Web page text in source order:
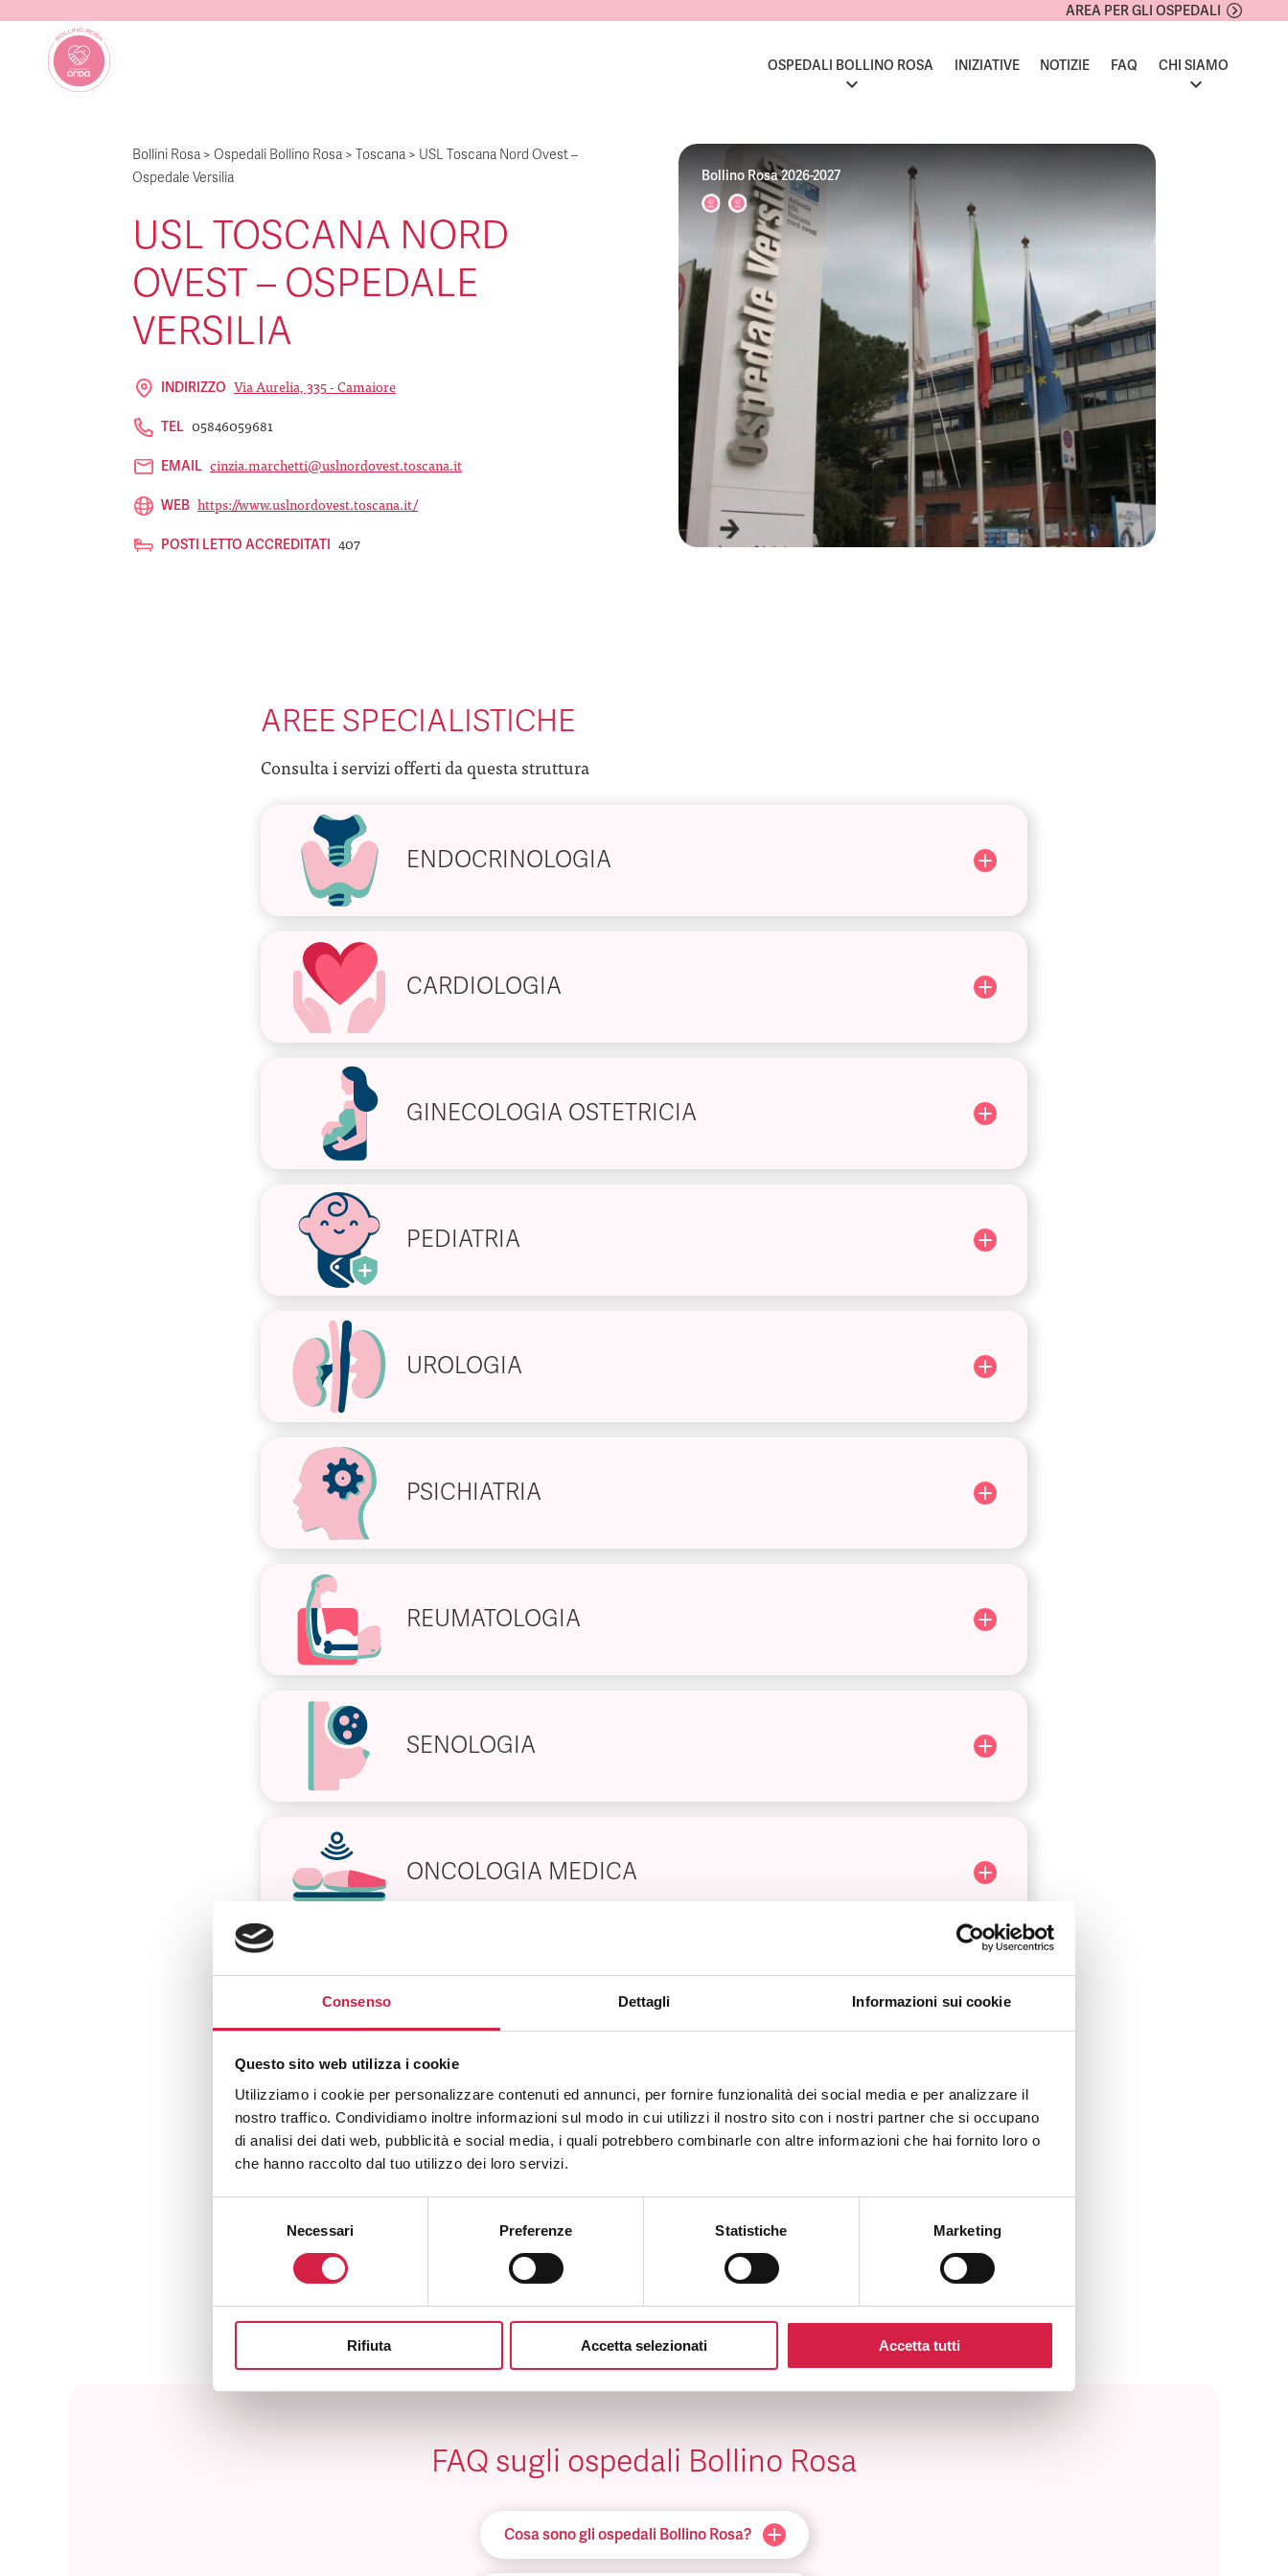
Consenso Dettagli Informazioni sui cookie
Questo sito web utilizza i cookie
Utilizziamo i cookie per personalizzare contenuti ed annunci, per fornire funzionalità dei social media e per analizzare il
nostro traffico. Condividiamo inoltre informazioni sul modo in cui utilizzi il nostro sito con i nostri partner che si occupano
di analisi dei dati web, pubblicità e social media, i quali potrebbero combinarle con altre informazioni che hai fornito loro o
che hanno raccolto dal tuo utilizzo dei loro servizi.
Necessari Preferenze Statistiche Marketing
Rifiuta Accetta selezionati Accetta tutti
AREA PER GLI OSPEDALI
OSPEDALI BOLLINO ROSA INIZIATIVE NOTIZIE FAQ CHI SIAMO
Bollini Rosa > Ospedali Bollino Rosa > Toscana > USL Toscana Nord Ovest –
Ospedale Versilia
USL TOSCANA NORD
OVEST – OSPEDALE
VERSILIA
INDIRIZZO Via Aurelia, 335 - Camaiore
TEL 05846059681
EMAIL cinzia.marchetti@uslnordovest.toscana.it
WEB https://www.uslnordovest.toscana.it/
POSTI LETTO ACCREDITATI 407
Bollino Rosa 2026-2027
AREE SPECIALISTICHE
Consulta i servizi offerti da questa struttura
ENDOCRINOLOGIA
CARDIOLOGIA
GINECOLOGIA OSTETRICIA
PEDIATRIA
UROLOGIA
PSICHIATRIA
REUMATOLOGIA
SENOLOGIA
ONCOLOGIA MEDICA
VIOLENZA SULLA DONNA
ALTRI SERVIZI
FAQ sugli ospedali Bollino Rosa
Cosa sono gli ospedali Bollino Rosa?